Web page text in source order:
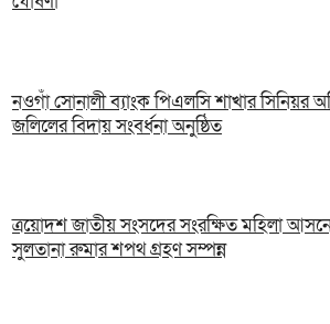
নওগাঁ সোনালী ব্যাংক পিএলসি শাখার সিনিয়র
জলিলের বিদায় সংবর্ধনা অনুষ্ঠিত
ত্রয়োদশ জাতীয় সংসদের সংরক্ষিত মহিলা
সুলতানা রুমার শপথ গ্রহণ সম্পন্ন